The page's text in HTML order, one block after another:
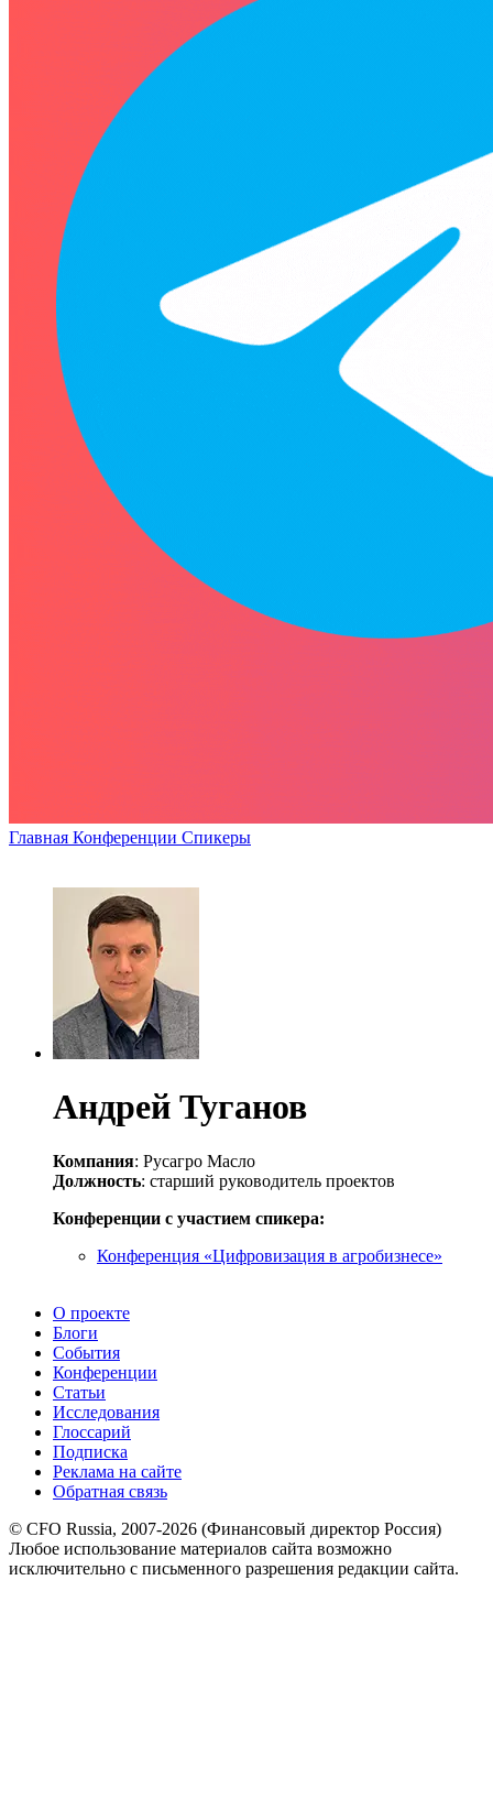
Главная Конференции Спикеры
Андрей Туганов
Компания: Русагро Масло
Должность: старший руководитель проектов
Конференции с участием спикера:
Конференция «Цифровизация в агробизнесе»
О проекте
Блоги
События
Конференции
Статьи
Исследования
Глоссарий
Подписка
Реклама на сайте
Обратная связь
© CFO Russia, 2007-2026 (Финансовый директор Россия)
Любое использование материалов сайта возможно
исключительно с письменного разрешения редакции сайта.